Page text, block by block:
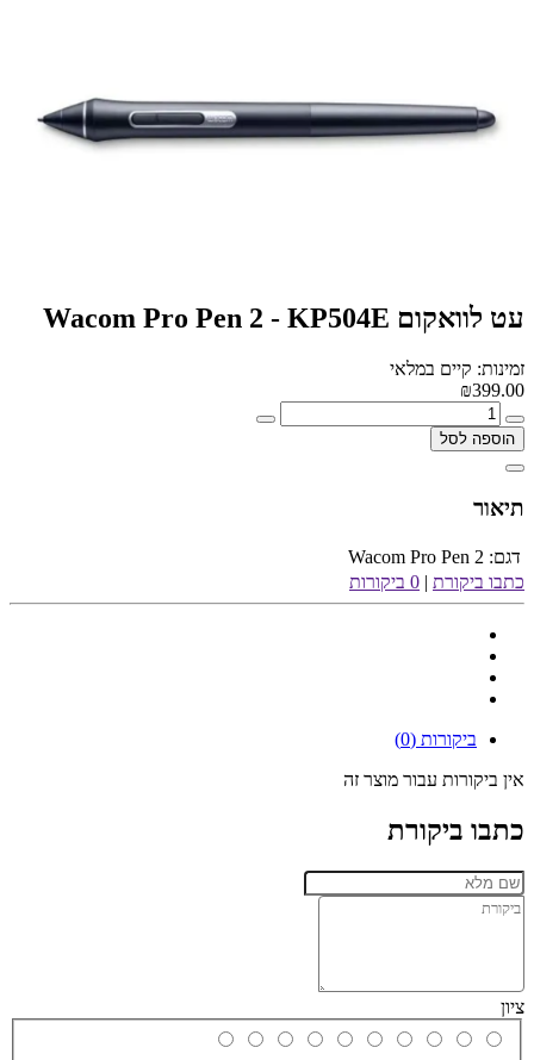
עט לוואקום Wacom Pro Pen 2 - KP504E
זמינות: קיים במלאי
₪399.00
הוספה לסל
תיאור
דגם: Wacom Pro Pen 2
כתבו ביקורת | 0 ביקורות
ביקורות (0)
אין ביקורות עבור מוצר זה
כתבו ביקורת
ציון